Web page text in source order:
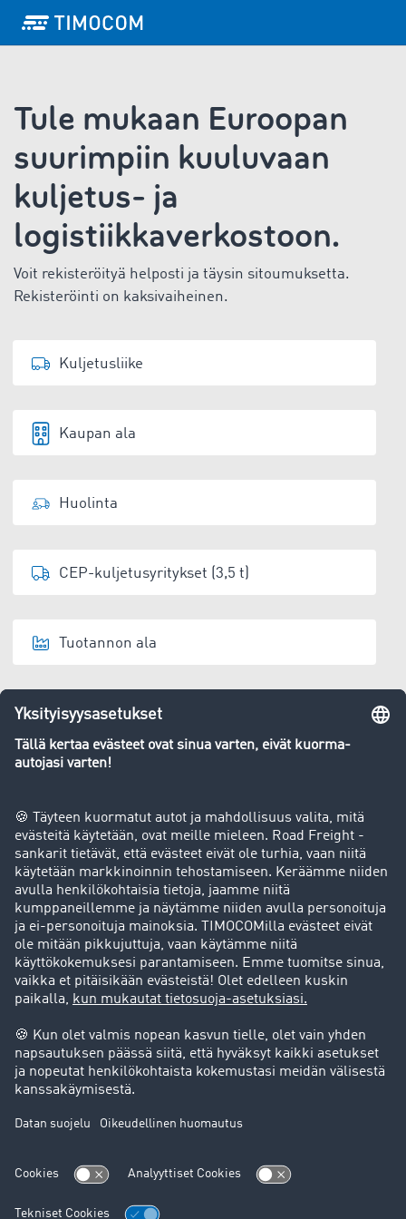
Tule mukaan Euroopan
suurimpiin kuuluvaan
kuljetus- ja
logistiikkaverkostoon.
Voit rekisteröityä helposti ja täysin sitoumuksetta.
Rekisteröinti on kaksivaiheinen.
Kuljetusliike
Kaupan ala
Huolinta
CEP-kuljetusyritykset (3,5 t)
Tuotannon ala
Varastoija
Yksityishenkilö
Yhteystiedot
+49 211 88 26 88 26
+49 211 88 26 53 00
sales.nordic@timocom.com